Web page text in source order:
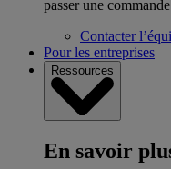
passer une
Contacter
Pour les entreprises
Ressources
En savoir